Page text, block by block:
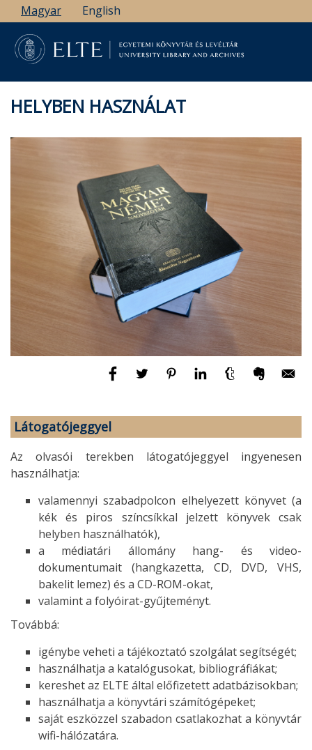
Ugrás
a
tartalomra
Magyar English
HELYBEN HASZNÁLAT
Látogatójeggyel
Az olvasói terekben látogatójeggyel ingyenesen
használhatja:
valamennyi szabadpolcon elhelyezett könyvet (a
kék és piros színcsíkkal jelzett könyvek csak
helyben használhatók),
a médiatári állomány hang- és video-
dokumentumait (hangkazetta, CD, DVD, VHS,
bakelit lemez) és a CD-ROM-okat,
valamint a folyóirat-gyűjteményt.
Továbbá:
igénybe veheti a tájékoztató szolgálat segítségét;
használhatja a katalógusokat, bibliográfiákat;
kereshet az ELTE által előfizetett adatbázisokban;
használhatja a könyvtári számítógépeket;
saját eszközzel szabadon csatlakozhat a könyvtár
wifi-hálózatára.